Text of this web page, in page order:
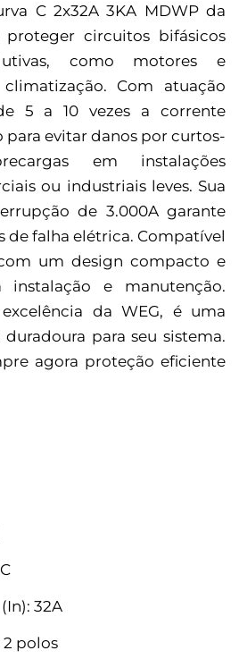
C 2x32A 3KA MDWP da
circuitos bifásicos
como motores e
Com atuação
5 a 10 vezes a corrente
evitar danos por curtos-
em instalações
ou industriais leves. Sua
de 3.000A garante
de falha elétrica. Compatível
um design compacto e
e manutenção.
da WEG, é uma
para seu sistema.
agora proteção eficiente
32A
polos